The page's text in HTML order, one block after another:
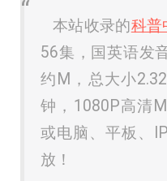
本站收录的科普
56集，国英语发
约M，总大小
钟，1080P高清
或电脑、平板、
放！